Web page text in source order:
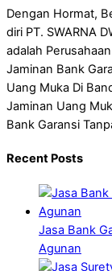
Dengan Hormat,
diri PT. SWARNA
adalah
Jaminan Bank
Uang Muka Di
Jaminan Uang
Bank Garansi
Recent Posts
Jasa Bank
Agunan